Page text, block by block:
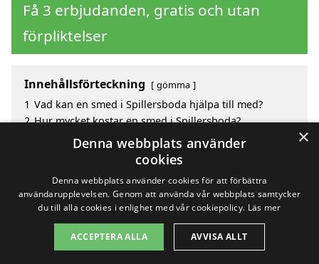
Få 3 erbjudanden, gratis och utan
förpliktelser
Innehållsförteckning gömma
1 Vad kan en smed i Spillersboda hjälpa till med?
2 Hur mycket kostar en smed i Spillersboda?
Fördelar med att välja smed i Spillersboda
Sök efter en skicklig smed i de omgivande städerna
Copyright 2026 - Pilanto Aps
Om / kontakt Blogg Webbplatskarta Villkor
×
Denna webbplats använder
cookies
Denna webbplats använder cookies för att förbättra
användarupplevelsen. Genom att använda vår webbplats samtycker
du till alla cookies i enlighet med vår cookiepolicy. Läs mer
ACCEPTERA ALLA AVVISA ALLT